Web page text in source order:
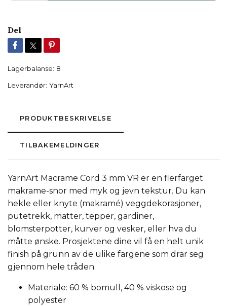
Del
Lagerbalanse: 8
Leverandør: YarnArt
PRODUKTBESKRIVELSE
TILBAKEMELDINGER
YarnArt Macrame Cord 3 mm VR er en flerfarget
makrame-snor med myk og jevn tekstur. Du kan
hekle eller knyte (makramé) veggdekorasjoner,
putetrekk, matter, tepper, gardiner,
blomsterpotter, kurver og vesker, eller hva du
måtte ønske. Prosjektene dine vil få en helt unik
finish på grunn av de ulike fargene som drar seg
gjennom hele tråden.
Materiale: 60 % bomull, 40 % viskose og
polyester